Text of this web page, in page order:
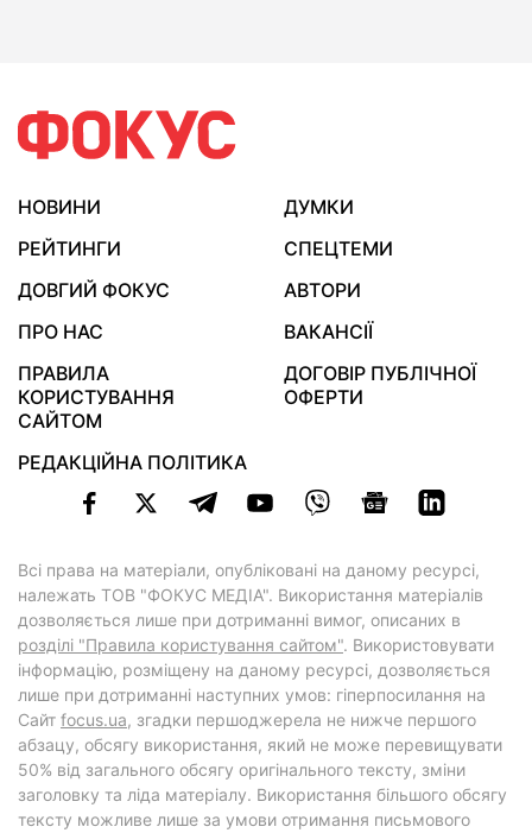
НОВИНИ
ДУМКИ
РЕЙТИНГИ
СПЕЦТЕМИ
ДОВГИЙ ФОКУС
АВТОРИ
ПРО НАС
ВАКАНСІЇ
ПРАВИЛА
КОРИСТУВАННЯ
САЙТОМ
ДОГОВІР ПУБЛІЧНОЇ
ОФЕРТИ
РЕДАКЦІЙНА ПОЛІТИКА
Всі права на матеріали, опубліковані на даному ресурсі,
належать ТОВ "ФОКУС МЕДІА". Використання матеріалів
дозволяється лише при дотриманні вимог, описаних в
розділі "Правила користування сайтом". Використовувати
інформацію, розміщену на даному ресурсі, дозволяється
лише при дотриманні наступних умов: гіперпосилання на
Cайт focus.ua, згадки першоджерела не нижче першого
абзацу, обсягу використання, який не може перевищувати
50% від загального обсягу оригінального тексту, зміни
заголовку та ліда матеріалу. Використання більшого обсягу
тексту можливе лише за умови отримання письмового